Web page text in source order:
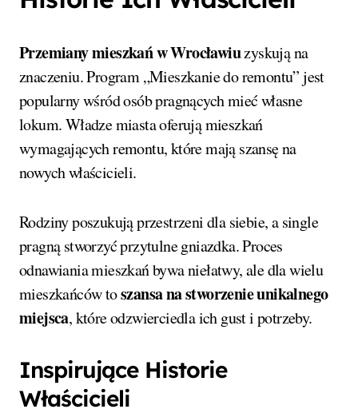
Przemiany mieszkań w Wrocławiuzyskują na
znaczeniu. Program „Mieszkanie do remontu” jest
popularny wśród osób pragnących mieć własne
lokum. Władze miasta oferują mieszkań
wymagających remontu, które mają szansę na
nowych właścicieli.
Rodziny poszukują przestrzeni dla siebie, a single
pragną stworzyć przytulne gniazdka. Proces
odnawiania mieszkań bywa niełatwy, ale dla wielu
mieszkańców toszansa na stworzenie unikalnego
miejsca, które odzwierciedla ich gust i potrzeby.
Inspirujące Historie
Właścicieli